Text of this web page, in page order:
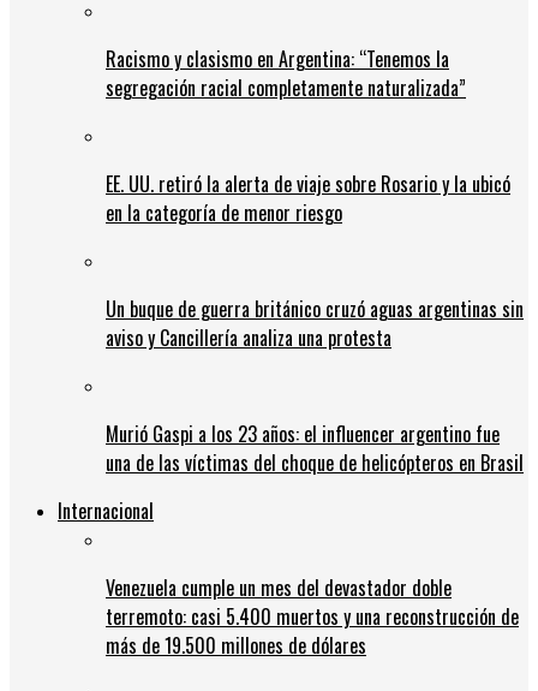
Racismo y clasismo en Argentina: “Tenemos la
segregación racial completamente naturalizada”
EE. UU. retiró la alerta de viaje sobre Rosario y la ubicó
en la categoría de menor riesgo
Un buque de guerra británico cruzó aguas argentinas sin
aviso y Cancillería analiza una protesta
Murió Gaspi a los 23 años: el influencer argentino fue
una de las víctimas del choque de helicópteros en Brasil
Internacional
Venezuela cumple un mes del devastador doble
terremoto: casi 5.400 muertos y una reconstrucción de
más de 19.500 millones de dólares